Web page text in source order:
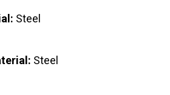
Steel
Steel